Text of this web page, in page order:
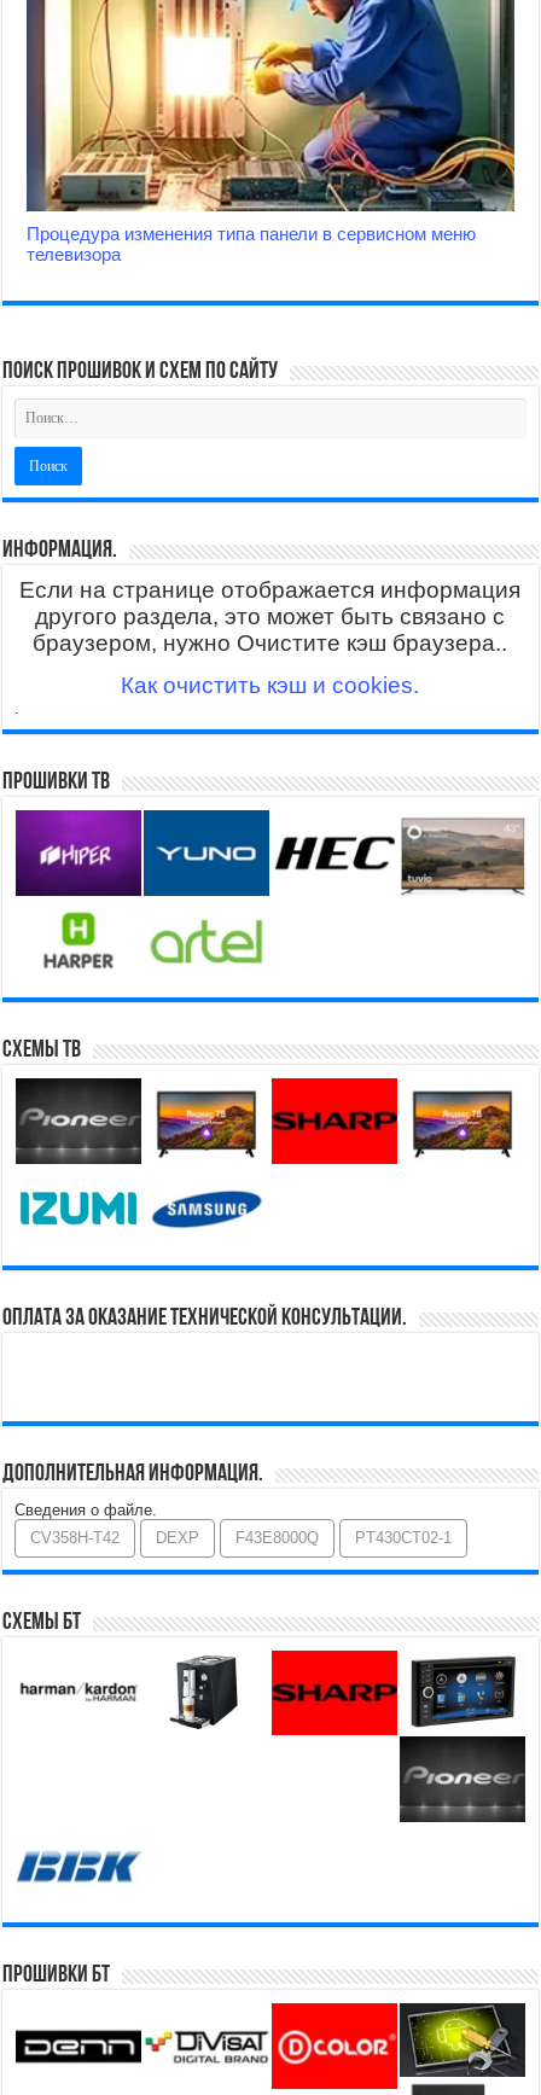
Процедура изменения типа панели в сервисном меню
телевизора
поиск прошивок и схем по сайту
Информация.
Если на странице отображается информация
другого раздела, это может быть связано с
браузером, нужно Очистите кэш браузера..
Как очистить кэш и cookies.
.
Прошивки ТВ
Схемы ТВ
Оплата за оказание технической консультации.
Дополнительная информация.
Сведения о файле.
CV358H-T42
DEXP F43E8000Q PT430CT02-1
Схемы БТ
Прошивки БТ